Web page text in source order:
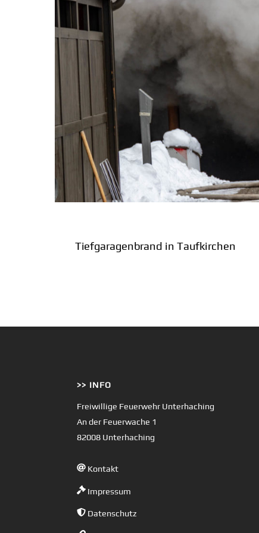
Tiefgaragenbrand in Taufkirchen
>> INFO
Freiwillige Feuerwehr Unterhaching
An der Feuerwache 1
82008 Unterhaching
Kontakt
Impressum
Datenschutz